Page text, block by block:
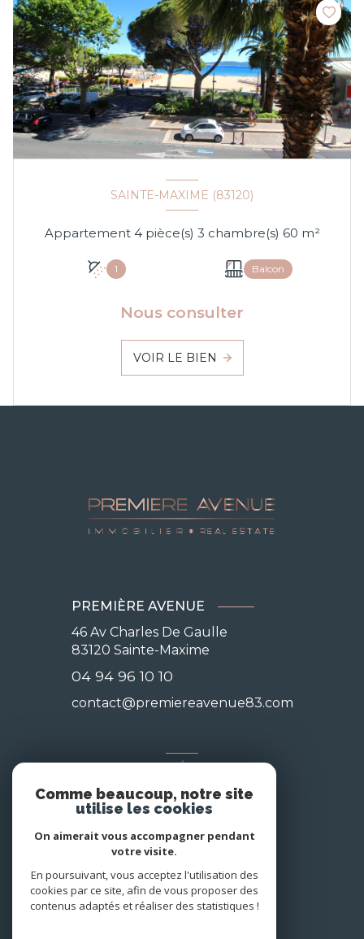
SAINTE-MAXIME (83120)
Appartement 4 pièce(s) 3 chambre(s) 60 m²
1 Balcon
Nous consulter
VOIR LE BIEN
PREMIÈRE AVENUE
46 Av Charles De Gaulle
83120 Sainte-Maxime
04 94 96 10 10
contact@premiereavenue83.com
NOS RÉSEAUX
Nous suivre
Comme beaucoup, notre site
utilise les cookies
On aimerait vous accompagner pendant
votre visite.
En poursuivant, vous acceptez l'utilisation des
cookies par ce site, afin de vous proposer des
contenus adaptés et réaliser des statistiques !